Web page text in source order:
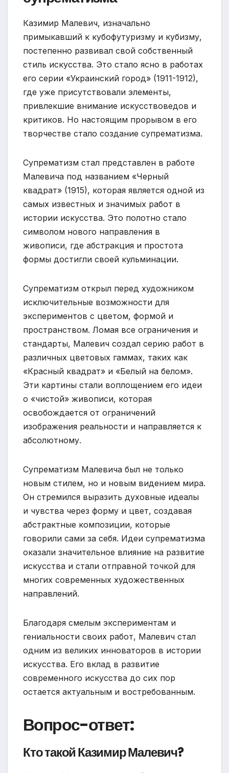
Казимир Малевич, изначально
примыкавший к кубофутуризму и кубизму,
постепенно развивал свой собственный
стиль искусства. Это стало ясно в работах
его серии «Украинский город» (1911-1912),
где уже присутствовали элементы,
привлекшие внимание искусствоведов и
критиков. Но настоящим прорывом в его
творчестве стало создание супрематизма.
Супрематизм стал представлен в работе
Малевича под названием «Черный
квадрат» (1915), которая является одной из
самых известных и значимых работ в
истории искусства. Это полотно стало
символом нового направления в
живописи, где абстракция и простота
формы достигли своей кульминации.
Супрематизм открыл перед художником
исключительные возможности для
экспериментов с цветом, формой и
пространством. Ломая все ограничения и
стандарты, Малевич создал серию работ в
различных цветовых гаммах, таких как
«Красный квадрат» и «Белый на белом».
Эти картины стали воплощением его идеи
о «чистой» живописи, которая
освобождается от ограничений
изображения реальности и направляется к
абсолютному.
Супрематизм Малевича был не только
новым стилем, но и новым видением мира.
Он стремился выразить духовные идеалы
и чувства через форму и цвет, создавая
абстрактные композиции, которые
говорили сами за себя. Идеи супрематизма
оказали значительное влияние на развитие
искусства и стали отправной точкой для
многих современных художественных
направлений.
Благодаря смелым экспериментам и
гениальности своих работ, Малевич стал
одним из великих инноваторов в истории
искусства. Его вклад в развитие
современного искусства до сих пор
остается актуальным и востребованным.
Вопрос-ответ:
Кто такой Казимир Малевич?